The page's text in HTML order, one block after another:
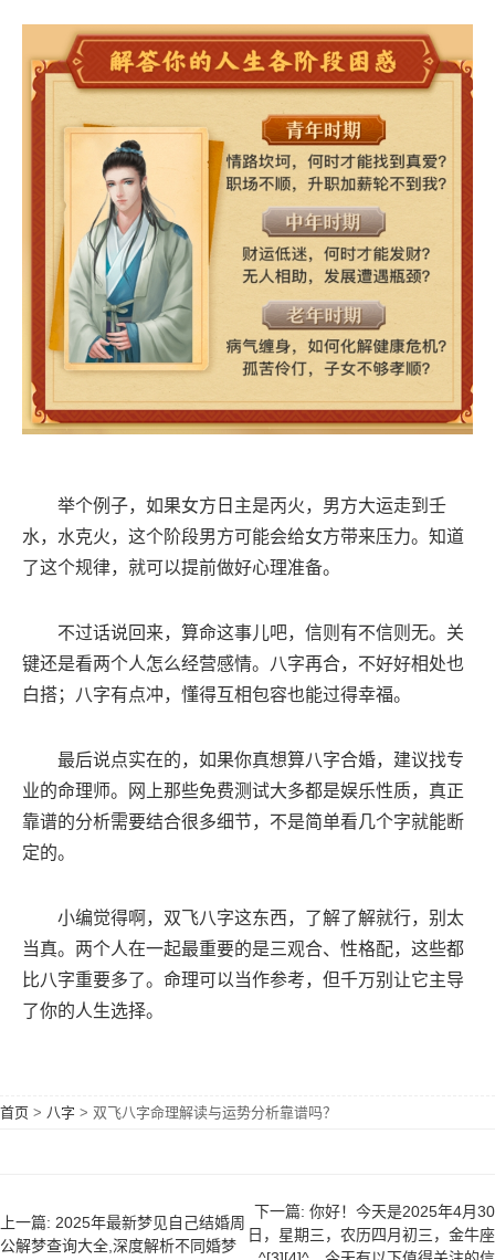
举个例子，如果女方日主是丙火，男方大运走到壬
水，水克火，这个阶段男方可能会给女方带来压力。知道
了这个规律，就可以提前做好心理准备。
不过话说回来，算命这事儿吧，信则有不信则无。关
键还是看两个人怎么经营感情。八字再合，不好好相处也
白搭；八字有点冲，懂得互相包容也能过得幸福。
最后说点实在的，如果你真想算八字合婚，建议找专
业的命理师。网上那些免费测试大多都是娱乐性质，真正
靠谱的分析需要结合很多细节，不是简单看几个字就能断
定的。
小编觉得啊，双飞八字这东西，了解了解就行，别太
当真。两个人在一起最重要的是三观合、性格配，这些都
比八字重要多了。命理可以当作参考，但千万别让它主导
了你的人生选择。
首页 > 八字 > 双飞八字命理解读与运势分析靠谱吗？
上一篇: 2025年最新梦见自己结婚周
公解梦查询大全,深度解析不同婚梦
下一篇: 你好！今天是2025年4月30
日，星期三，农历四月初三，金牛座